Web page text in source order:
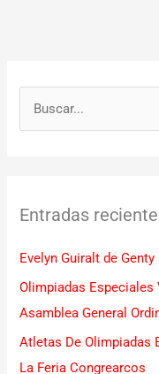
a
p
o
r
:
Entradas
Evelyn Guiralt de
Olimpiadas Especiales
Asamblea General
Atletas De Olimpiadas
La Feria Congrearcos